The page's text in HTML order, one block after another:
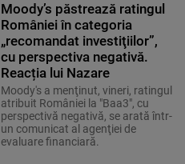
Moody’s păstrează ratingul
României în categoria
„recomandat investiţiilor”,
cu perspectiva negativă.
Reacția lui Nazare
Moody's a menţinut, vineri, ratingul
atribuit României la "Baa3", cu
perspectivă negativă, se arată într-
un comunicat al agenţiei de
evaluare financiară.